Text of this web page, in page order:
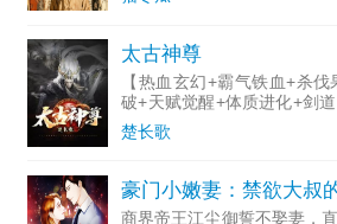
家，与地主家的几个女人发
太古神尊
【热血玄幻+霸气铁血+杀
破+天赋觉醒+体质进化+剑
的造化神朝因麾下宰相的背
禁，废物太子被杀，三千年
楚长歌
豪门小嫩妻：禁欲大叔
商界帝王江尘御誓不娶妻，